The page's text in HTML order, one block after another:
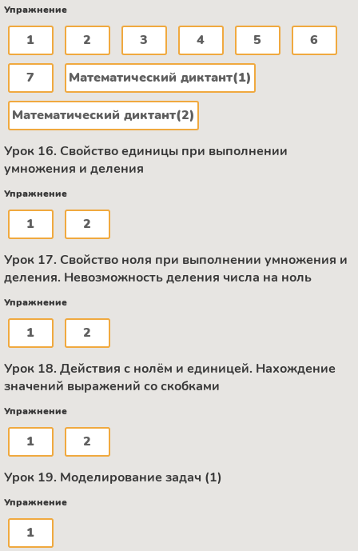
Упражнение
1 2 3 4 5 6
7 Математический диктант(1)
Математический диктант(2)
Урок 16. Свойство единицы при выполнении
умножения и деления
Упражнение
1 2
Урок 17. Свойство ноля при выполнении умножения и
деления. Невозможность деления числа на ноль
Упражнение
1 2
Урок 18. Действия с нолём и единицей. Нахождение
значений выражений со скобками
Упражнение
1 2
Урок 19. Моделирование задач (1)
Упражнение
1